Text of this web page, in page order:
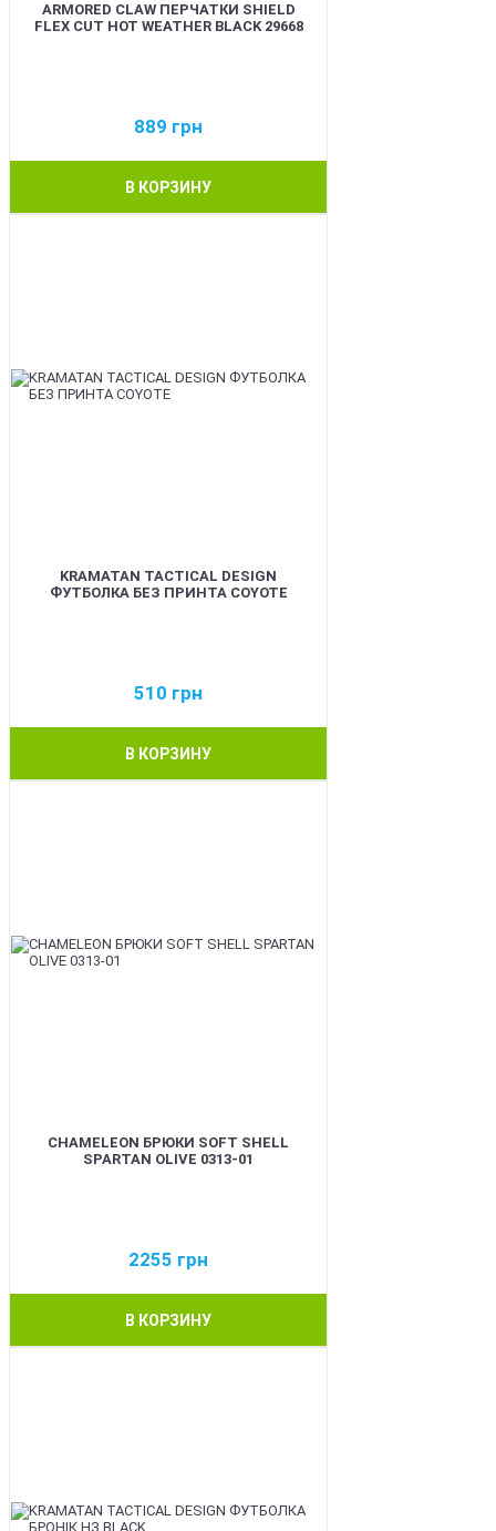
ARMORED CLAW ПЕРЧАТКИ SHIELD
FLEX CUT HOT WEATHER BLACK 29668
889 грн
В КОРЗИНУ
KRAMATAN TACTICAL DESIGN
ФУТБОЛКА БЕЗ ПРИНТА COYOTE
510 грн
В КОРЗИНУ
CHAMELEON БРЮКИ SOFT SHELL
SPARTAN OLIVE 0313-01
2255 грн
В КОРЗИНУ